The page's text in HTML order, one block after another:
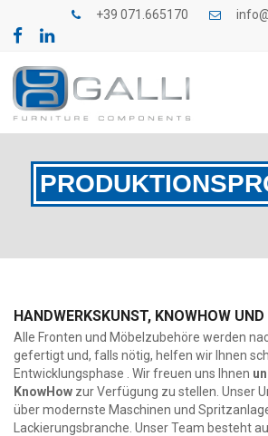
+39 071.665170
HANDWERKSKUNST, KNOWHOW
Alle Fronten und Möbelzubehöre werden
gefertigt und, falls nötig, helfen wir Ihnen
Entwicklungsphase . Wir freuen uns Ihnen
KnowHow zur Verfügung zu stellen. Unser
über modernste Maschinen und
Lackierungsbranche. Unser Team besteht